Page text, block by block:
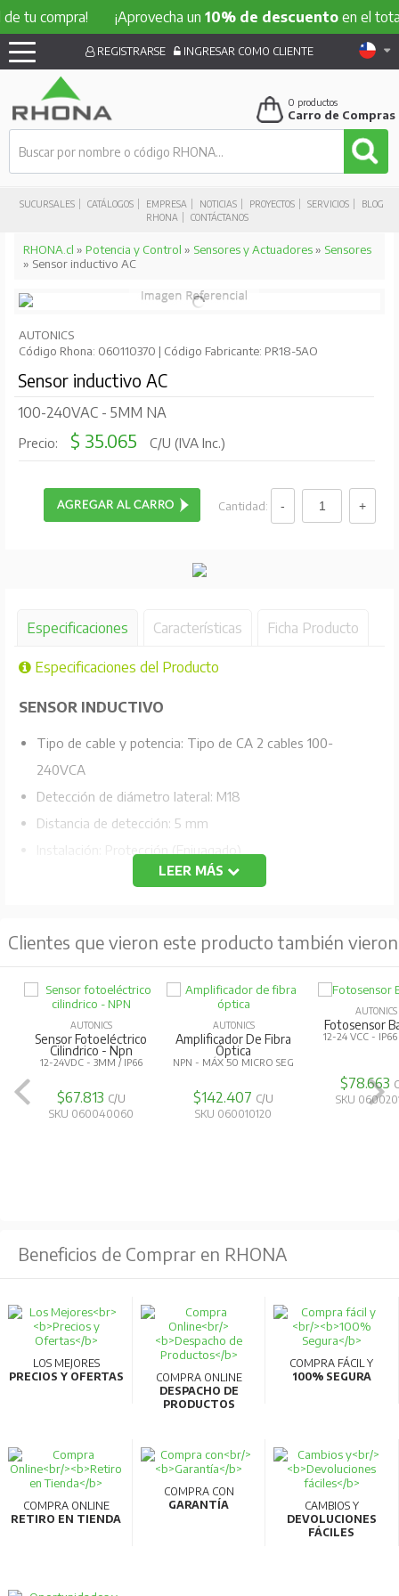
¡Aprovecha un10% de descuentoen el total de tu
SUCURSALES CATÁLOGOS EMPRESA NOTICIAS PROYECTOS SERVICIOS
BLOG
RHONA
CONTÁCTANOS
REGISTRARSE INGRESAR COMO CLIENTE
0 productos
Carro de Compras
RHONA.cl » Potencia y Control » Sensores y Actuadores» Sensores
» Sensor inductivo AC
AUTONICS
Código Rhona: 060110370 | Código Fabricante: PR18-5AO
Sensor inductivo AC
100-240VAC - 5MM NA
Precio: $ 35.065 C/U (IVA Inc.)
Cantidad:
Especificaciones Características Ficha Producto
Especificaciones del Producto
SENSOR INDUCTIVO
Tipo de cable y potencia: Tipo de CA 2 cables 100-
240VCA
Detección de diámetro lateral: M18
Distancia de detección: 5 mm
Instalación: Protección (Enjuagado)
Objetivo de detección estándar: 18x18x1mm (hierro)
Material: Latón (niquelado)
Cable estándar/material: Cable estándar
IP67
Voltaje residual: Máx 10V
LEER MÁS
Clientes que vieron este producto también vieron
AUTONICS
Sensor Fotoeléctrico
Cilindrico - Npn
12-24VDC - 3MM / IP66
$67.813 C/U
SKU 060040060
AUTONICS
Amplificador De Fibra
Óptica
NPN - MÁX 50 MICRO SEG
$142.407 C/U
SKU 060010120
AUTONICS
Fotosensor
12-24 VCC -
$78.663
SKU
Beneficios de Comprar en RHONA
LOS MEJORES
PRECIOS Y OFERTAS
COMPRA ONLINE
DESPACHO DE
PRODUCTOS
COMPRA FÁCIL Y
100% SEGURA
COMPRA ONLINE
RETIRO EN TIENDA
COMPRA CON
GARANTÍA
CAMBIOS Y
DEVOLUCIONES
FÁCILES